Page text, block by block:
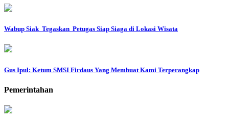
Wabup Siak Tegaskan Petugas Siap Siaga di Lokasi Wisata
Gus Ipul: Ketum SMSI Firdaus Yang Membuat Kami Terperangkap
Pemerintahan